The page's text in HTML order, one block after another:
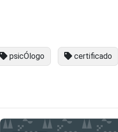
psicÓlogo certificado